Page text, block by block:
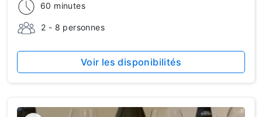
60 minutes
2 - 8 personnes
Voir les disponibilités